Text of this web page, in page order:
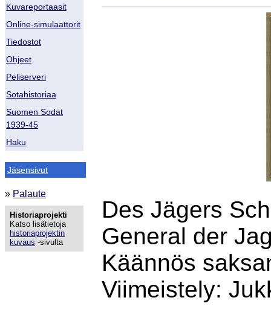
Kuvareportaasit
Online-simulaattorit
Tiedostot
Ohjeet
Peliserveri
Sotahistoriaa
Suomen Sodat
1939-45
Haku
Jäsensivut
» Palaute
Historiaprojekti
Katso lisätietoja
historiaprojektin
kuvaus -sivulta
Des Jägers
General der
Käännös
Viimeistely: